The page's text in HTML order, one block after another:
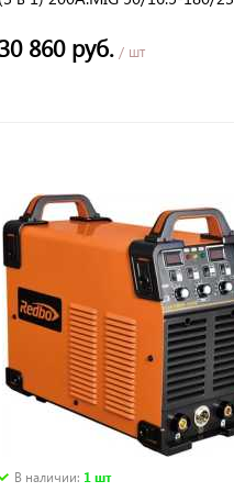
30 860 руб. / шт
В наличии: 1 шт